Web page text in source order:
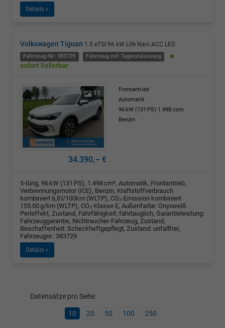
Details »
Volkswagen Tiguan 1.5 eTSI 96 kW Life Navi ACC LED
Fahrzeug-Nr: 383729 Fahrzeug mit Tageszulassung
sofort lieferbar
11
Frontantrieb
Automatik
96 kW (131 PS) 1.498 ccm
Benzin
34.390,– €
5-türig, 96 kW (131 PS), 1.498 cm³, Automatik, Frontantrieb,
Verbrennungsmotor (ICE), Benzin, Kraftstoffverbrauch
kombiniert 6,8 l/100km (WLTP), CO₂-Emission kombiniert
155.00 g/km (WLTP), CO₂-Klasse E, Außenfarbe: Onyxweiß
Perleffekt, Zustand, Fahrfähigkeit: fahrtauglich, Garantieleistung:
Fahrzeuggarantie, Nichtraucher-Fahrzeug, Zustand,
Beschaffenheit: Scheckheftgepflegt, Zustand: unfallfrei,
Fahrzeugnr.: 383729
Details »
Datensätze pro Seite:
10 20 50 100 250